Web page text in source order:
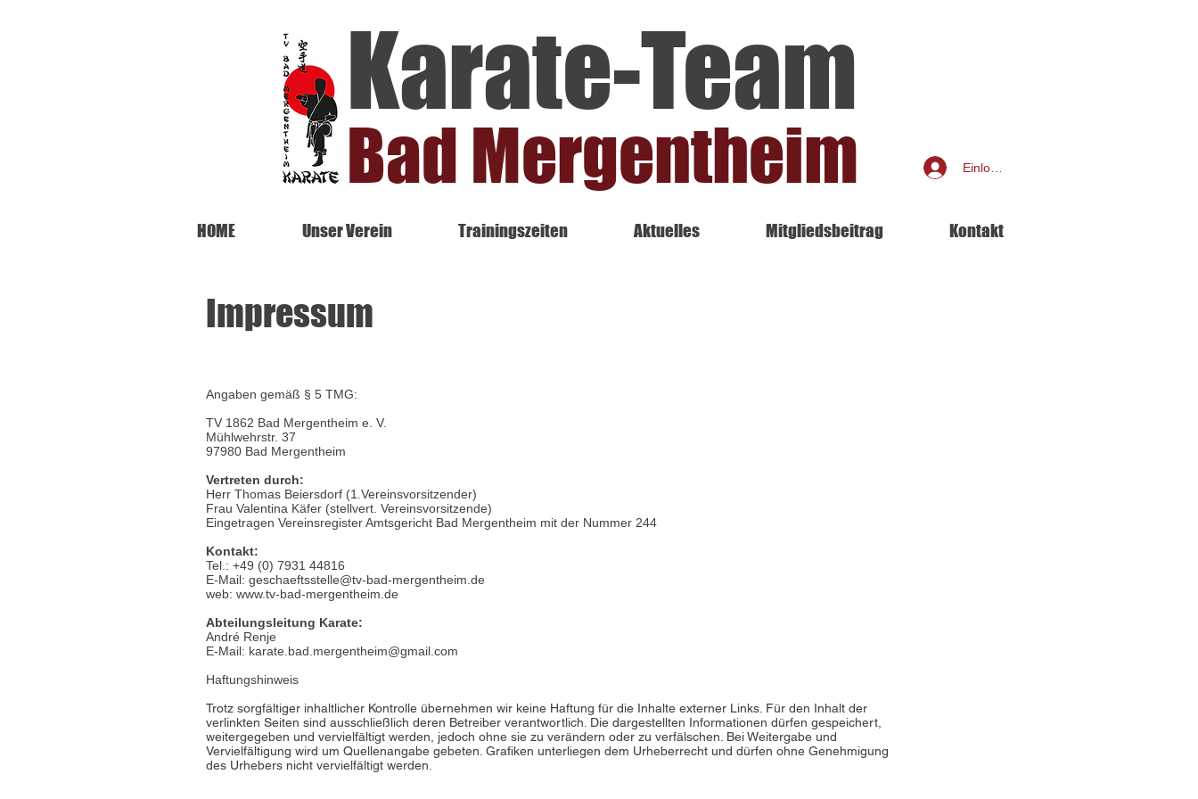
Karate-Team
Bad Mergentheim Einloggen
HOME Unser Verein Trainingszeiten Aktuelles Mitgliedsbeitrag Kontakt
Impressum
Angaben gemäß § 5 TMG:
TV 1862 Bad Mergentheim e. V.
Mühlwehrstr. 37
97980 Bad Mergentheim
Vertreten durch:
Herr Thomas Beiersdorf (1.Vereinsvorsitzender)
Frau Valentina Käfer (stellvert. Vereinsvorsitzende)
Eingetragen Vereinsregister Amtsgericht Bad Mergentheim mit der Nummer 244
Kontakt:
Tel.: +49 (0) 7931 44816
E-Mail: geschaeftsstelle@tv-bad-mergentheim.de
web: www.tv-bad-mergentheim.de
Abteilungsleitung Karate:
André Renje
E-Mail: karate.bad.mergentheim@gmail.com
Haftungshinweis
Trotz sorgfältiger inhaltlicher Kontrolle übernehmen wir keine Haftung für die Inhalte externer Links. Für den Inhalt der
verlinkten Seiten sind ausschließlich deren Betreiber verantwortlich. Die dargestellten Informationen dürfen gespeichert,
weitergegeben und vervielfältigt werden, jedoch ohne sie zu verändern oder zu verfälschen. Bei Weitergabe und
Vervielfältigung wird um Quellenangabe gebeten. Grafiken unterliegen dem Urheberrecht und dürfen ohne Genehmigung
des Urhebers nicht vervielfältigt werden.